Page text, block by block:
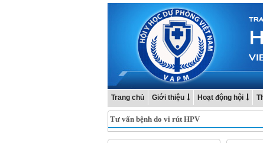
Trang chủ Giới thiệu Hoạt động hội
Tư vấn bệnh do vi rút HPV